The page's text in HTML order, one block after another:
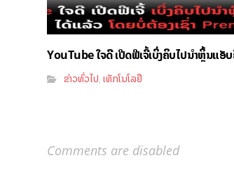
YouTube ໃຈດີ ເປີດຟີເຈີ້ເບິ່ງຄິບໄປນຳຫຼິ້ນແ
ຂ່າວທົ່ວໄປ,ເທັກໂນໂລຢີ
Comments are disabled